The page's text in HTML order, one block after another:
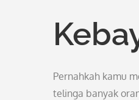
Pernahkah kamu
telinga banyak